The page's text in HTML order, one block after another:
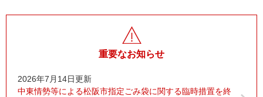
重要なお知らせ
2026年7月14日更新
中東情勢等による松阪市指定ごみ袋に関する臨時措置を終